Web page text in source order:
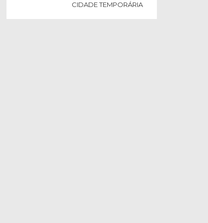
CIDADE TEMPORÁRIA